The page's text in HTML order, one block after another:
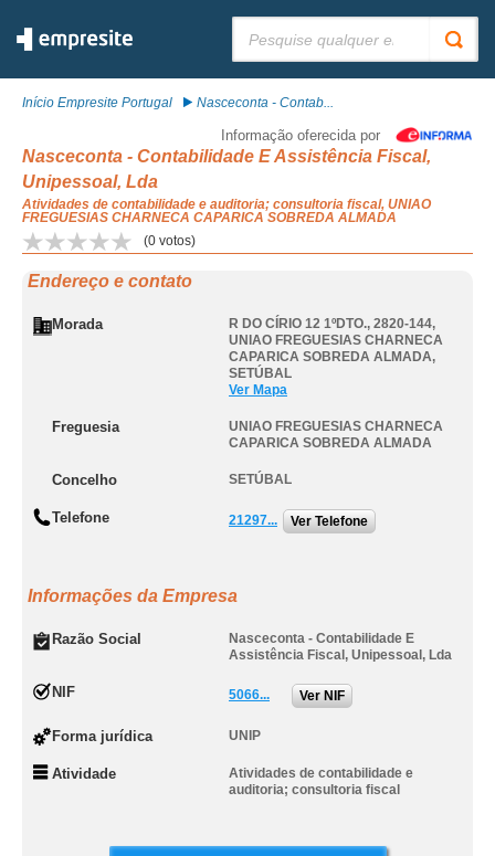
Início Empresite Portugal Nasceconta - Contab...
Informação oferecida por
Nasceconta - Contabilidade E Assistência Fiscal,
Unipessoal, Lda
Atividades de contabilidade e auditoria; consultoria fiscal, UNIAO
FREGUESIAS CHARNECA CAPARICA SOBREDA ALMADA
(0 votos)
Endereço e contato
Morada R DO CÍRIO 12 1ºDTO., 2820-144,
UNIAO FREGUESIAS CHARNECA
CAPARICA SOBREDA ALMADA,
SETÚBAL
Ver Mapa
Freguesia
UNIAO FREGUESIAS CHARNECA
CAPARICA SOBREDA ALMADA
Concelho SETÚBAL
Telefone 21297... Ver Telefone
Informações da Empresa
Razão Social
Nasceconta - Contabilidade E
Assistência Fiscal, Unipessoal, Lda
NIF 5066... Ver NIF
Forma jurídica UNIP
Atividade
Atividades de contabilidade e
auditoria; consultoria fiscal